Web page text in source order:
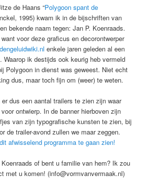
de Haans “Polygoon spant de
1995) kwam ik in de bijschriften van
bekende naam tegen: Jan P. Koenraads.
voor deze graficus en decorontwerper
enkele jaren geleden al een
Waarop ik destijds ook keurig heb vermeld
Polygoon in dienst was geweest. Niet echt
dus, maar toch fijn om (weer) te weten.
dus een aantal trailers te zien zijn waar
ontwierp. In de banner hierboven zijn
van zijn typografische kunsten te zien, bij
de trailer-avond zullen we maar zeggen.
afwisselend programma te gaan zien!
of bent u familie van hem? Ik zou
met u komen! (info@vormvanvermaak.nl)